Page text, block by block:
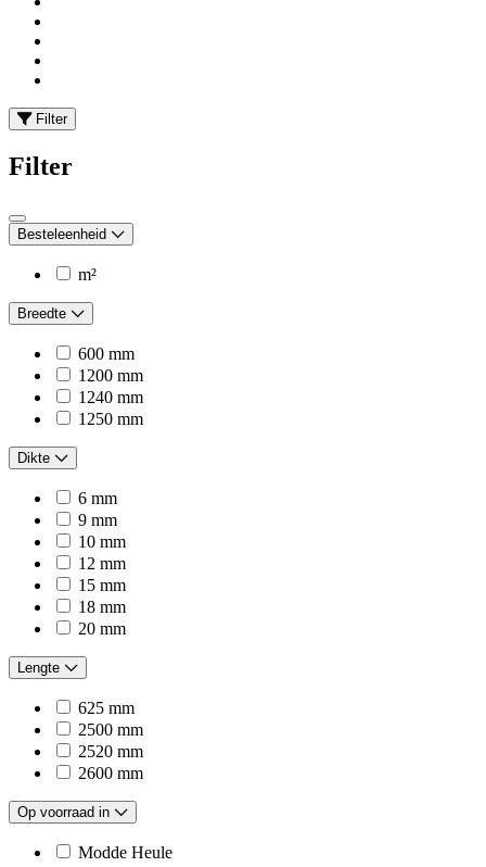
Filter
Filter
Besteleenheid
m²
Breedte
600 mm
1200 mm
1240 mm
1250 mm
Dikte
6 mm
9 mm
10 mm
12 mm
15 mm
18 mm
20 mm
Lengte
625 mm
2500 mm
2520 mm
2600 mm
Op voorraad in
Modde Heule